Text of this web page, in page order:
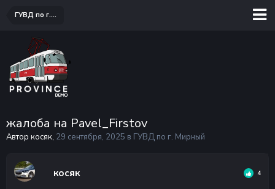
ГУВД по г. Мирный
жалоба на Pavel_Firstov
Автор косяк, 29 сентября, 2025 в ГУВД по г. Мирный
косяк 4